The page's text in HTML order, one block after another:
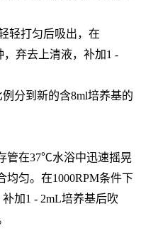
轻打匀后吸出，在
，弃去上清液，补加1 -
分到新的含8ml培养基的
管在37℃水浴中迅速摇晃
均匀。在1000RPM条件下
加1 - 2mL培养基后吹